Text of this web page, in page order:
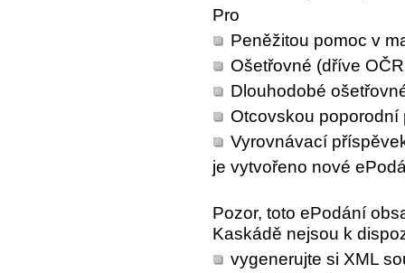
Pro
Peněžitou pomoc v
Ošetřovné (dříve
Dlouhodobé
Otcovskou poporodní
Vyrovnávací
je vytvořeno nové
Pozor, toto ePodání
Kaskádě nejsou k
vygenerujte si XML